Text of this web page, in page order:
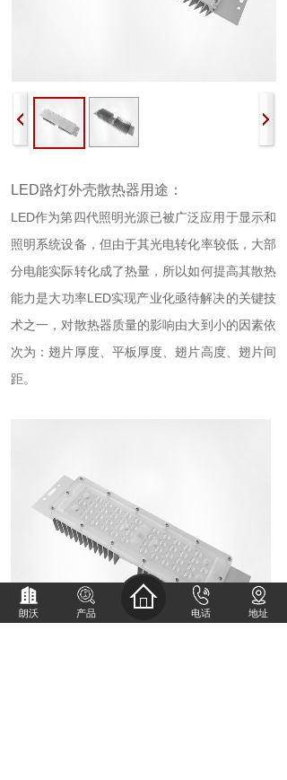
LED路灯外壳散热器用途：
LED作为第四代照明光源已被广泛应用于显示和
照明系统设备，但由于其光电转化率较低，大部
分电能实际转化成了热量，所以如何提高其散热
能力是大功率LED实现产业化亟待解决的关键技
术之一，对散热器质量的影响由大到小的因素依
次为：翅片厚度、平板厚度、翅片高度、翅片间
距。
朗沃 产品 电话 地址